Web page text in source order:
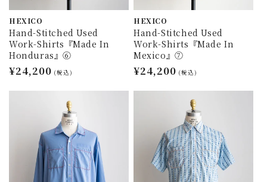
HEXICO
Hand-Stitched Used
Work-Shirts『Made In
Honduras』⑥
通
¥24,200 (税込)
HEXICO
Hand-Stitched Used
Work-Shirts『Made In
Mexico』⑦
通
¥24,200 (税込)